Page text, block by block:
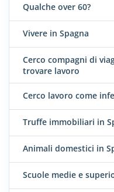
Qualche over 60?
Vivere in Spagna
Cerco compagni di
trovare lavoro
Cerco lavoro come
Truffe immobiliari in
Animali domestici in
Scuole medie e